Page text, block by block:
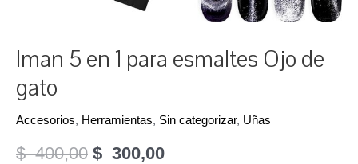
Iman 5 en 1 para esmaltes Ojo de
gato
Accesorios, Herramientas, Sin categorizar, Uñas
$400,00 El
$ 300,00El